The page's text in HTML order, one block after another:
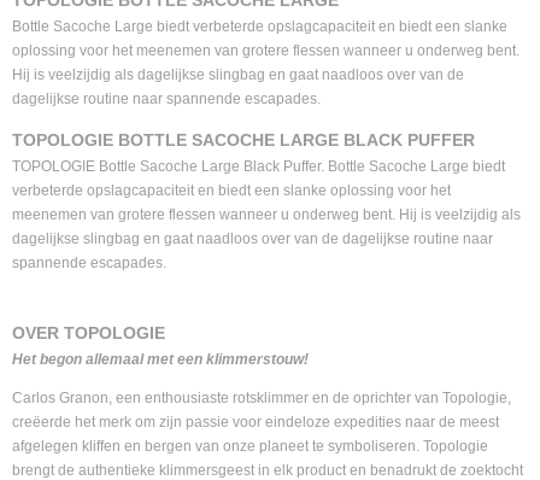
Bottle Sacoche Large biedt verbeterde opslagcapaciteit en biedt een slanke
oplossing voor het meenemen van grotere flessen wanneer u onderweg bent.
Hij is veelzijdig als dagelijkse slingbag en gaat naadloos over van de
dagelijkse routine naar spannende escapades.
TOPOLOGIE BOTTLE SACOCHE LARGE BLACK PUFFER
TOPOLOGIE Bottle Sacoche Large Black Puffer. Bottle Sacoche Large biedt
verbeterde opslagcapaciteit en biedt een slanke oplossing voor het
meenemen van grotere flessen wanneer u onderweg bent. Hij is veelzijdig als
dagelijkse slingbag en gaat naadloos over van de dagelijkse routine naar
spannende escapades.
OVER TOPOLOGIE
Het begon allemaal met een klimmerstouw!
Carlos Granon, een enthousiaste rotsklimmer en de oprichter van Topologie,
creëerde het merk om zijn passie voor eindeloze expedities naar de meest
afgelegen kliffen en bergen van onze planeet te symboliseren. Topologie
brengt de authentieke klimmersgeest in elk product en benadrukt de zoektocht